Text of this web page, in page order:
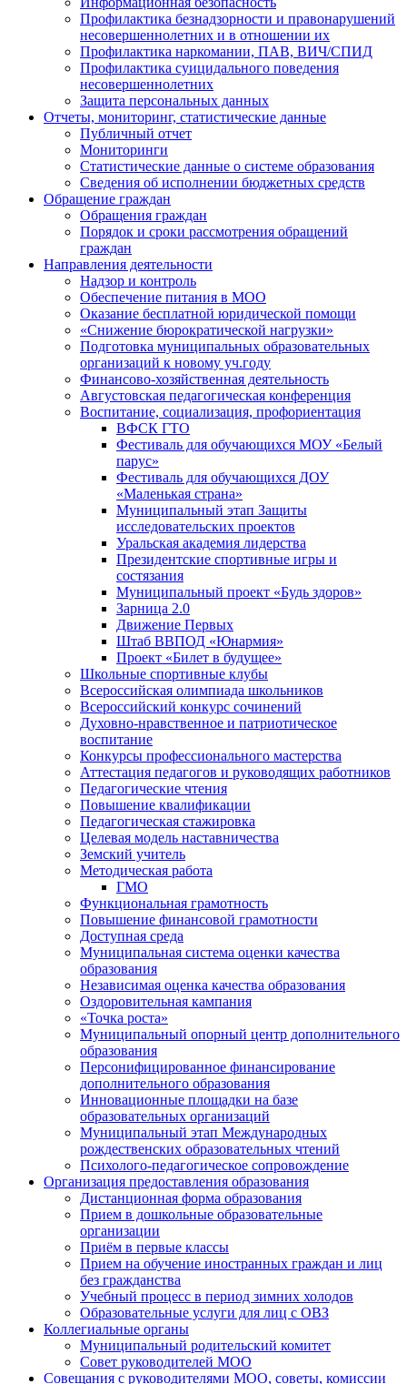
Профилактика безнадзорности и правонарушений
несовершеннолетних и в отношении их
Профилактика наркомании, ПАВ, ВИЧ/СПИД
Профилактика суицидального поведения
несовершеннолетних
Защита персональных данных
Отчеты, мониторинг, статистические данные
Публичный отчет
Мониторинги
Статистические данные о системе образования
Сведения об исполнении бюджетных средств
Обращение граждан
Обращения граждан
Порядок и сроки рассмотрения обращений
граждан
Направления деятельности
Надзор и контроль
Обеспечение питания в МОО
Оказание бесплатной юридической помощи
«Снижение бюрократической нагрузки»
Подготовка муниципальных образовательных
организаций к новому уч.году
Финансово-хозяйственная деятельность
Августовская педагогическая конференция
Воспитание, социализация, профориентация
ВФСК ГТО
Фестиваль для обучающихся МОУ «Белый
парус»
Фестиваль для обучающихся ДОУ
«Маленькая страна»
Муниципальный этап Защиты
исследовательских проектов
Уральская академия лидерства
Президентские спортивные игры и
состязания
Муниципальный проект «Будь здоров»
Зарница 2.0
Движение Первых
Штаб ВВПОД «Юнармия»
Проект «Билет в будущее»
Школьные спортивные клубы
Всероссийская олимпиада школьников
Всероссийский конкурс сочинений
Духовно-нравственное и патриотическое
воспитание
Конкурсы профессионального мастерства
Аттестация педагогов и руководящих работников
Педагогические чтения
Повышение квалификации
Педагогическая стажировка
Целевая модель наставничества
Земский учитель
Методическая работа
ГМО
Функциональная грамотность
Повышение финансовой грамотности
Доступная среда
Муниципальная система оценки качества
образования
Независимая оценка качества образования
Оздоровительная кампания
«Точка роста»
Муниципальный опорный центр дополнительного
образования
Персонифицированное финансирование
дополнительного образования
Инновационные площадки на базе
образовательных организаций
Муниципальный этап Международных
рождественских образовательных чтений
Психолого-педагогическое сопровождение
Организация предоставления образования
Дистанционная форма образования
Прием в дошкольные образовательные
организации
Приём в первые классы
Прием на обучение иностранных граждан и лиц
без гражданства
Учебный процесс в период зимних холодов
Образовательные услуги для лиц с ОВЗ
Коллегиальные органы
Муниципальный родительский комитет
Совет руководителей МОО
Совещания с руководителями МОО, советы, комиссии